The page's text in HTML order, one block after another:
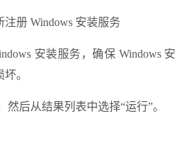
册 Windows 安装服务
安装服务，确保 Windows 安
。
然后从结果列表中选择“运行”。